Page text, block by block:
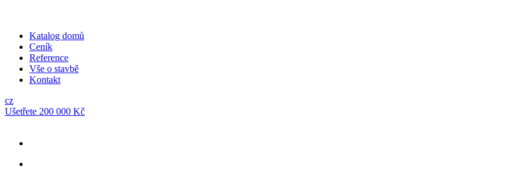
Katalog domů
Ceník
Reference
Vše o stavbě
Kontakt
cz
Ušetřete 200 000 Kč